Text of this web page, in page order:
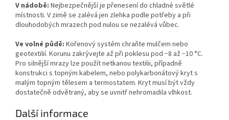
V nádobě: Nejbezpečnější je přenesení do chladné světlé
místnosti. V zimě se zalévá jen zlehka podle potřeby a při
dlouhodobých mrazech pod nulou se nezalévá vůbec.
Ve volné půdě: Kořenový systém chraňte mulčem nebo
geotextilií. Korunu zakrývejte až při poklesu pod −8 až −10 °C.
Pro silnější mrazy lze použít netkanou textilii, případně
konstrukci s topným kabelem, nebo polykarbonátový kryt s
malým topným tělesem a termostatem. Kryt musí být vždy
dostatečně odvětraný, aby se uvnitř nehromadila vlhkost.
Další informace